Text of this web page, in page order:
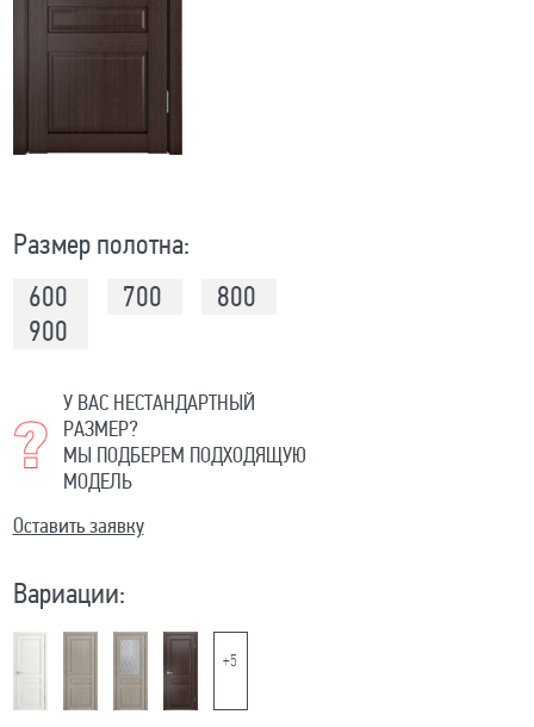
Размер полотна:
600
700
800
900
У ВАС НЕСТАНДАРТНЫЙ
РАЗМЕР?
МЫ ПОДБЕРЕМ ПОДХОДЯЩУЮ
МОДЕЛЬ
Оставить заявку
Вариации:
+5